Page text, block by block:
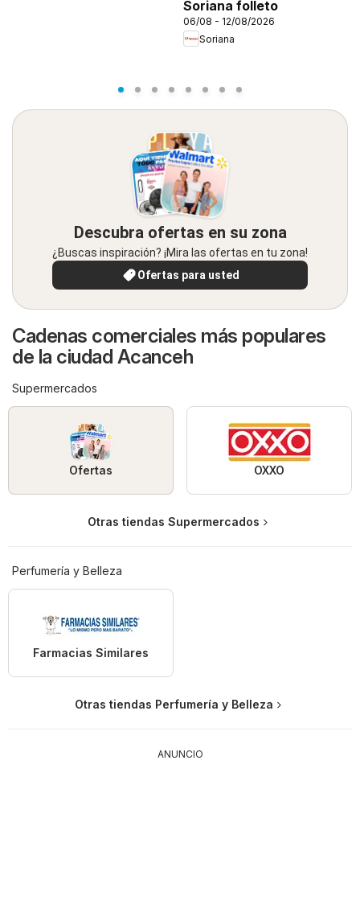
Soriana folleto
06/08 - 12/08/2026
Soriana
Descubra ofertas en su zona
¿Buscas inspiración? ¡Mira las ofertas en tu zona!
Ofertas para usted
Cadenas comerciales más populares
de la ciudad Acanceh
Supermercados
Ofertas OXXO
Otras tiendas Supermercados
Perfumería y Belleza
Farmacias Similares
Otras tiendas Perfumería y Belleza
ANUNCIO